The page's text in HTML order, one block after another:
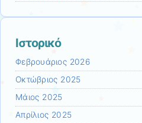
Ιστορικό
Φεβρουάριος 2026
Οκτώβριος 2025
Μάιος 2025
Απρίλιος 2025